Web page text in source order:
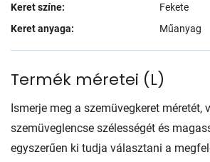
Keret színe:
Fekete
Keret anyaga:
Műanyag
Termék méretei (L)
Ismerje meg a szemüvegkeret méretét,
szemüveglencse szélességét és
egyszerűen ki tudja választani a